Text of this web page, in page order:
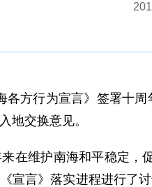
行为宣言》签署十周
地交换意见。
维护南海和平稳定，
宣言》落实进程进行了